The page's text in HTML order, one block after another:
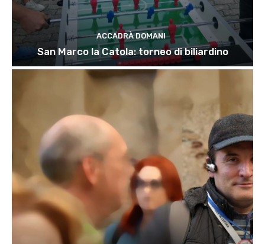
ACCADRÀ DOMANI
San Marco la Catola: torneo di biliardino